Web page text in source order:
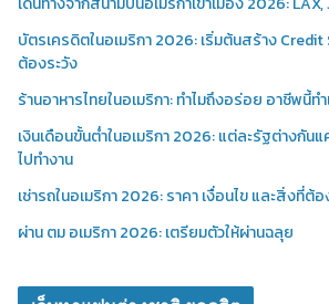
บัตรเครดิตในอเมริกา 2026: เริ่มต้นสร้าง
ต้องระวัง
ร้านอาหารไทยในอเมริกา: ทำไมถึงอร่อย อาชีพนี้ท
เงินเดือนขั้นต่ำในอเมริกา 2026: แต่ละรัฐต่างกัน
ไปทำงาน
เช่ารถในอเมริกา 2026: ราคา เงื่อนไข และสิ่งที่
ผ่าน ตม อเมริกา 2026: เตรียมตัวให้ผ่านฉลุย